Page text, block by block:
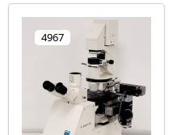
4967